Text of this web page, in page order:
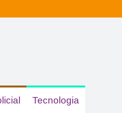
Tecnologia